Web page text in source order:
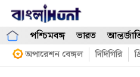
Skip
contentপশ্চিমবঙ্গ ভারত
অপারেশন বেঙ্গল দিদিগিরি